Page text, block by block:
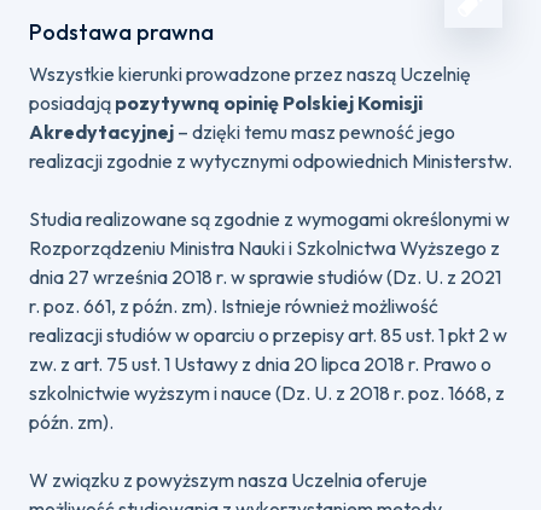
Podstawa prawna
Wszystkie kierunki prowadzone przez naszą Uczelnię
posiadają pozytywną opinię Polskiej Komisji
Akredytacyjnej – dzięki temu masz pewność jego
realizacji zgodnie z wytycznymi odpowiednich Ministerstw.
Studia realizowane są zgodnie z wymogami określonymi w
Rozporządzeniu Ministra Nauki i Szkolnictwa Wyższego z
dnia 27 września 2018 r. w sprawie studiów (Dz. U. z 2021
r. poz. 661, z późn. zm). Istnieje również możliwość
realizacji studiów w oparciu o przepisy art. 85 ust. 1 pkt 2 w
zw. z art. 75 ust. 1 Ustawy z dnia 20 lipca 2018 r. Prawo o
szkolnictwie wyższym i nauce (Dz. U. z 2018 r. poz. 1668, z
późn. zm).
W związku z powyższym nasza Uczelnia oferuje